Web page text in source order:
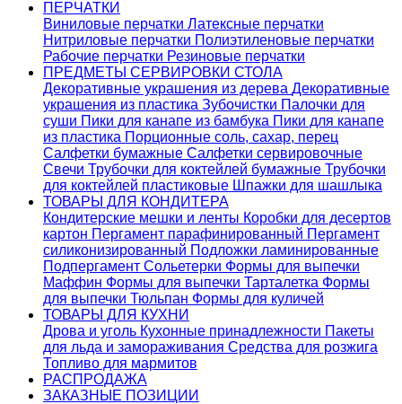
ПЕРЧАТКИ
Виниловые перчатки Латексные перчатки
Нитриловые перчатки Полиэтиленовые перчатки
Рабочие перчатки Резиновые перчатки
ПРЕДМЕТЫ СЕРВИРОВКИ СТОЛА
Декоративные украшения из дерева Декоративные
украшения из пластика Зубочистки Палочки для
суши Пики для канапе из бамбука Пики для канапе
из пластика Порционные соль, сахар, перец
Салфетки бумажные Салфетки сервировочные
Свечи Трубочки для коктейлей бумажные Трубочки
для коктейлей пластиковые Шпажки для шашлыка
ТОВАРЫ ДЛЯ КОНДИТЕРА
Кондитерские мешки и ленты Коробки для десертов
картон Пергамент парафинированный Пергамент
силиконизированный Подложки ламинированные
Подпергамент Сольетерки Формы для выпечки
Маффин Формы для выпечки Тарталетка Формы
для выпечки Тюльпан Формы для куличей
ТОВАРЫ ДЛЯ КУХНИ
Дрова и уголь Кухонные принадлежности Пакеты
для льда и замораживания Средства для розжига
Топливо для мармитов
РАСПРОДАЖА
ЗАКАЗНЫЕ ПОЗИЦИИ